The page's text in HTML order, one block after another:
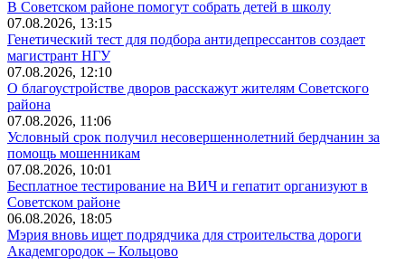
В Советском районе помогут собрать детей в школу
07.08.2026, 13:15
Генетический тест для подбора антидепрессантов создает
магистрант НГУ
07.08.2026, 12:10
О благоустройстве дворов расскажут жителям Советского
района
07.08.2026, 11:06
Условный срок получил несовершеннолетний бердчанин за
помощь мошенникам
07.08.2026, 10:01
Бесплатное тестирование на ВИЧ и гепатит организуют в
Советском районе
06.08.2026, 18:05
Мэрия вновь ищет подрядчика для строительства дороги
Академгородок – Кольцово